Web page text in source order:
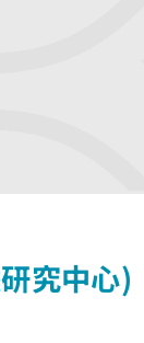
究中心)